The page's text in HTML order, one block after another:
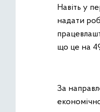
Навіть у
надати
що це на
За